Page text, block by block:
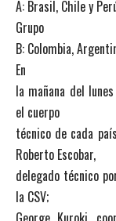
A: Brasil, Chile y
Grupo
B: Colombia,
En
la mañana del
el cuerpo
técnico de cada
Roberto Escobar,
delegado técnico
la CSV;